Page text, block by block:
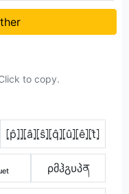
to copy.
⦏p̂⦎⦎⦏â⦎⦏ŝ⦎⦏q̂⦎⦏û⦎⦏ê⦎⦏t̂⦎
ρმჰგυპན